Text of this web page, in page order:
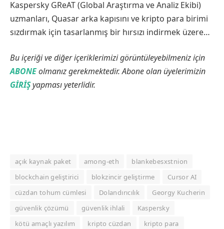
Kaspersky GReAT (Global Araştırma ve Analiz Ekibi)
uzmanları, Quasar arka kapısını ve kripto para birimi
sızdırmak için tasarlanmış bir hırsızı indirmek üzere…
Bu içeriği ve diğer içeriklerimizi görüntüleyebilmeniz için
ABONEolmanız gerekmektedir. Abone olan üyelerimizin
GİRİŞyapması yeterlidir.
açık kaynak paket among-eth
blankebesxstnion
blockchain geliştirici
blokzincir geliştirme
Cursor AI
cüzdan tohum cümlesi
Dolandırıcılık
Georgy Kucherin
güvenlik çözümü
güvenlik ihlali
Kaspersky
kötü amaçlı yazılım
kripto cüzdan
kripto para